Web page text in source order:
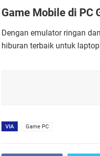
Game Mobile di PC
Dengan emulator ringan
hiburan terbaik untuk
VIA Game PC